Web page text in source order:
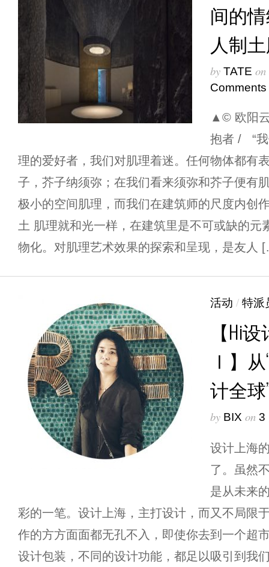
间的
人制
by TATE on
Comments
▲© 欧阳
抱者 / “我
理的爱好者，我们对肌理着迷。任何物体都有
子，芥子纳须弥；在我们看来须弥和芥子便有
极小的空间肌理，而我们在建筑师的尺度内
土 肌理就和光一样，在建筑里是不可或缺的元
物化。对肌理艺术效果的探索和呈现，是友人
活动 / 特派
【Hi
Ⅰ】从
计全球
by BIX on 3
设计上海
了。虽然
是从未来
彩的一笔。设计上海，主打设计，而又不局限
作的方方面面都无孔不入，即使你去到一个超
设计包装，不同的设计功能，都足以吸引到我